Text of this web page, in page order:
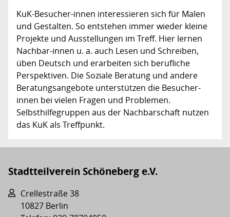
KuK-Besucher-innen interessieren sich für Malen
und Gestalten. So entstehen immer wieder kleine
Projekte und Ausstellungen im Treff. Hier lernen
Nachbar-innen u. a. auch Lesen und Schreiben,
üben Deutsch und erarbeiten sich berufliche
Perspektiven. Die Soziale Beratung und andere
Beratungsangebote unterstützen die Besucher-
innen bei vielen Fragen und Problemen.
Selbsthilfegruppen aus der Nachbarschaft nutzen
das KuK als Treffpunkt.
Stadtteilverein Schöneberg e.V.
Crellestraße 38
10827 Berlin